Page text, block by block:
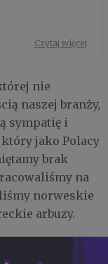
Czytaj więcej
nie
naszej branży,
sympatię i
jako Polacy
brak
na
norweskie
arbuzy.